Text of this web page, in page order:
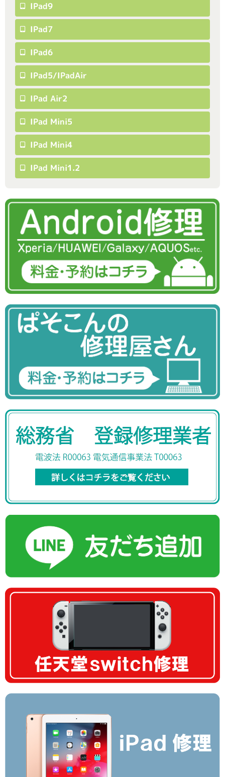
IPad9
IPad7
IPad6
IPad5/iPadAir
IPad Air2
IPad Mini5
IPad Mini4
IPad Mini1.2